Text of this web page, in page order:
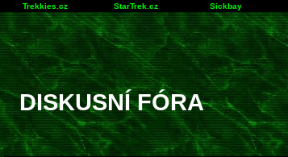
Trekkies.cz StarTrek.cz Sickbay
DISKUSNÍ FÓRA